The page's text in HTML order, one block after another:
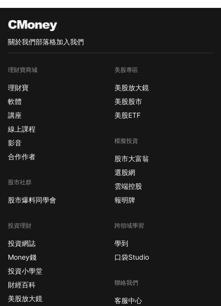
關於我們部落格加入我們
理財寶商城
理財寶
軟體
講座
線上課程
影音
合作作者
股市社群
股市爆料同學會
投資理財
投資網誌
Money錢
投資小學堂
財經百科
美股放大鏡
美股專區
美股放大鏡
美股股市
美股ETF
模擬投資
股市大富翁
選股網
雲端控股
報明牌
跨領域學習
學到
口袋Studio
聯絡我們
客服中心